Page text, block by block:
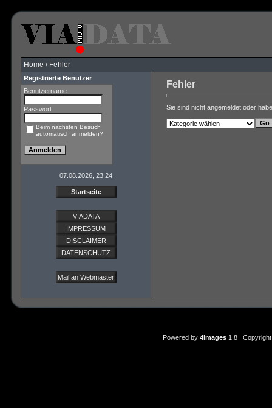
Home / Fehler
Registrierte Benutzer
Benutzername:
Passwort:
Beim nächsten Besuch
automatisch anmelden?
07.08.2026, 23:24
Startseite
VIADATA
IMPRESSUM
DISCLAIMER
DATENSCHUTZ
Mail an Webmaster
Fehler
Sie sind nicht angemeldet oder
Powered by 4images1.8 Copyright